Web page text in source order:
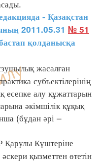
- Қазақстан
2011.05.31 № 51
қолданысқа
жасалған
субъектілерінің
есепке алу құжаттарын
әкімшілік құқық
(бұдан әрі –
Күштеріне
қызметтен өтетін